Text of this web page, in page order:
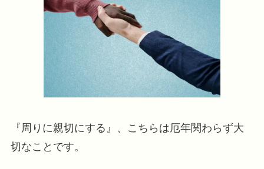
『周りに親切にする』、こちらは厄年関わらず大
切なことです。